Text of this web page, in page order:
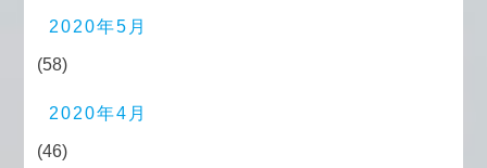
2020年5月
(58)
2020年4月
(46)